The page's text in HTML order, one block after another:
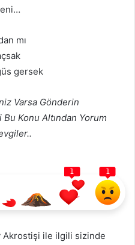
mı
gersek
Varsa Gönderin
Bu Konu Altından Yorum
1 1
Akrostişi ile ilgili sizinde